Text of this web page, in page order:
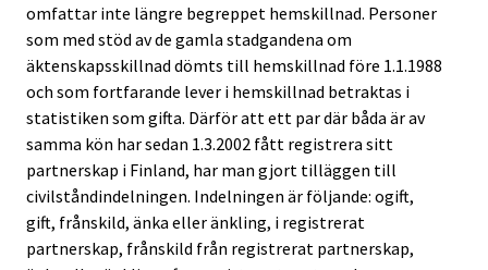
omfattar inte längre begreppet hemskillnad. Personer
som med stöd av de gamla stadgandena om
äktenskapsskillnad dömts till hemskillnad före 1.1.1988
och som fortfarande lever i hemskillnad betraktas i
statistiken som gifta. Därför att ett par där båda är av
samma kön har sedan 1.3.2002 fått registrera sitt
partnerskap i Finland, har man gjort tilläggen till
civilståndindelningen. Indelningen är följande: ogift,
gift, frånskild, änka eller änkling, i registrerat
partnerskap, frånskild från registrerat partnerskap,